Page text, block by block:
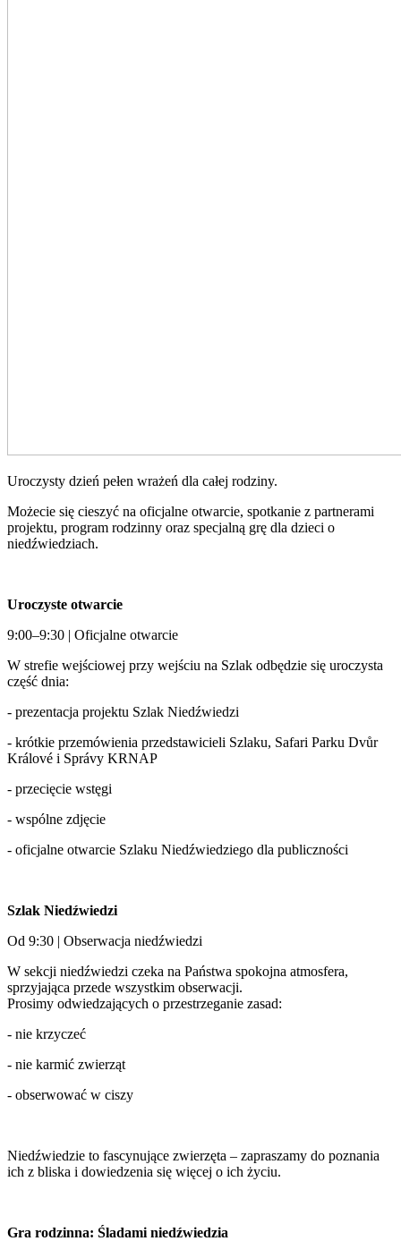
Uroczysty dzień pełen wrażeń dla całej rodziny.
Możecie się cieszyć na oficjalne otwarcie, spotkanie z partnerami
projektu, program rodzinny oraz specjalną grę dla dzieci o
niedźwiedziach.
Uroczyste otwarcie
9:00–9:30 | Oficjalne otwarcie
W strefie wejściowej przy wejściu na Szlak odbędzie się uroczysta
część dnia:
- prezentacja projektu Szlak Niedźwiedzi
- krótkie przemówienia przedstawicieli Szlaku, Safari Parku Dvůr
Králové i Správy KRNAP
- przecięcie wstęgi
- wspólne zdjęcie
- oficjalne otwarcie Szlaku Niedźwiedziego dla publiczności
Szlak Niedźwiedzi
Od 9:30 | Obserwacja niedźwiedzi
W sekcji niedźwiedzi czeka na Państwa spokojna atmosfera,
sprzyjająca przede wszystkim obserwacji.
Prosimy odwiedzających o przestrzeganie zasad:
- nie krzyczeć
- nie karmić zwierząt
- obserwować w ciszy
Niedźwiedzie to fascynujące zwierzęta – zapraszamy do poznania
ich z bliska i dowiedzenia się więcej o ich życiu.
Gra rodzinna: Śladami niedźwiedzia